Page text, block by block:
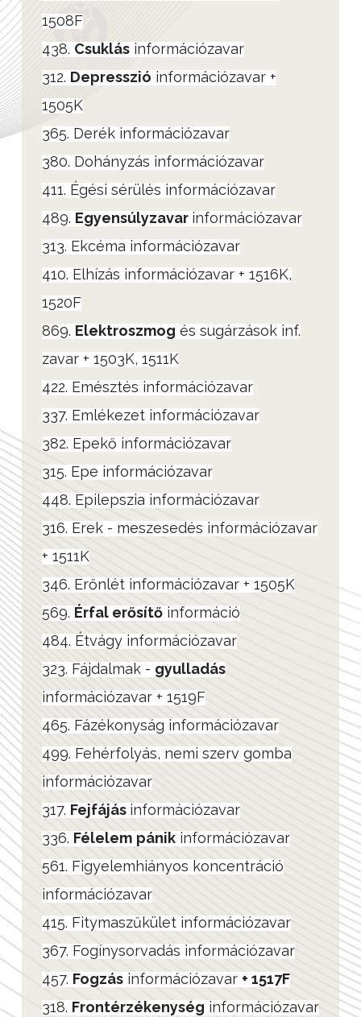
1508F
438. Csuklás információzavar
312. Depresszió információzavar +
1505K
365. Derék információzavar
380. Dohányzás információzavar
411. Égési sérülés információzavar
489. Egyensúlyzavar információzavar
313. Ekcéma információzavar
410. Elhízás információzavar + 1516K,
1520F
869. Elektroszmog és sugárzások inf.
zavar + 1503K, 1511K
422. Emésztés információzavar
337. Emlékezet információzavar
382. Epekő információzavar
315. Epe információzavar
448. Epilepszia információzavar
316. Erek - meszesedés információzavar
+ 1511K
346. Erőnlét információzavar + 1505K
569. Érfal erősítő információ
484. Étvágy információzavar
323. Fájdalmak - gyulladás
információzavar + 1519F
465. Fázékonyság információzavar
499. Fehérfolyás, nemi szerv gomba
információzavar
317. Fejfájás információzavar
336. Félelem pánik információzavar
561. Figyelemhiányos koncentráció
információzavar
415. Fitymaszűkület információzavar
367. Fogínysorvadás információzavar
457. Fogzás információzavar + 1517F
318. Frontérzékenység információzavar